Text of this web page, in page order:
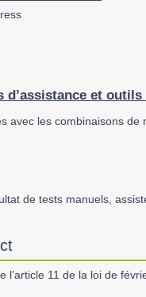
et
avec les combinaisons de
de tests manuels,
l’article 11 de la loi de